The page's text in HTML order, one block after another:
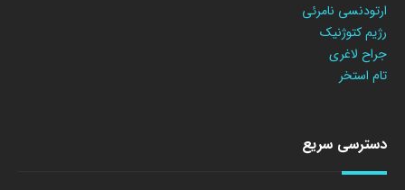
ارتودنسی نامرئی
رژیم کتوژنیک
جراح لاغری
تام استخر
دسترسی سریع